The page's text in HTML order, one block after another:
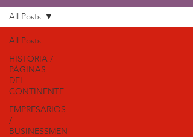
All Posts
HISTORIA /
PÁGINAS
DEL
CONTINENTE
EMPRESARIOS
/
BUSINESSMEN
All Posts